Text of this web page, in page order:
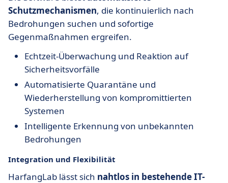
Schutzmechanismen, die kontinuierlich nach
Bedrohungen suchen und sofortige
Gegenmaßnahmen ergreifen.
Echtzeit-Überwachung und Reaktion auf
Sicherheitsvorfälle
Automatisierte Quarantäne und
Wiederherstellung von kompromittierten
Systemen
Intelligente Erkennung von unbekannten
Bedrohungen
Integration und Flexibilität
HarfangLab lässt sich nahtlos in bestehende IT-